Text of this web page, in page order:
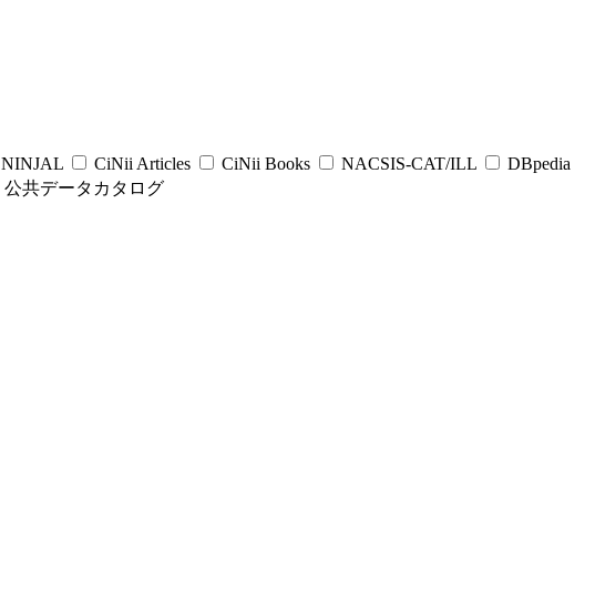
NINJAL CiNii Articles CiNii Books NACSIS-CAT/ILL
DBpedia
公共データカタログ